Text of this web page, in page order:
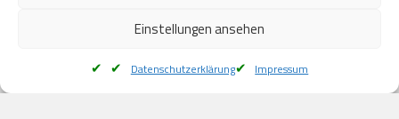
Einstellungen ansehen
Datenschutzerklärung Impressum